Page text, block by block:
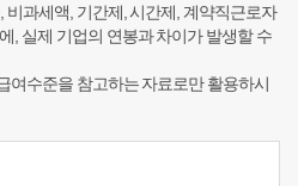
과세액, 기간제, 시간제, 계약직근로자
, 실제 기업의 연봉과 차이가 발생할 수
여수준을 참고하는 자료로만 활용하시